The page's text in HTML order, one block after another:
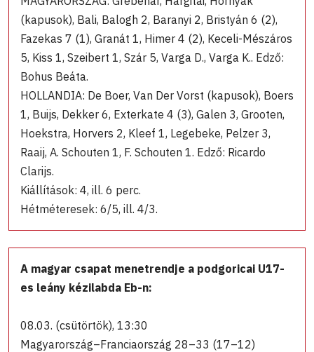
(kapusok), Bali, Balogh 2, Baranyi 2, Bristyán 6 (2),
Fazekas 7 (1), Granát 1, Himer 4 (2), Keceli-Mészáros
5, Kiss 1, Szeibert 1, Szár 5, Varga D., Varga K.. Edző:
Bohus Beáta.
HOLLANDIA: De Boer, Van Der Vorst (kapusok), Boers
1, Buijs, Dekker 6, Exterkate 4 (3), Galen 3, Grooten,
Hoekstra, Horvers 2, Kleef 1, Legebeke, Pelzer 3,
Raaij, A. Schouten 1, F. Schouten 1. Edző: Ricardo
Clarijs.
Kiállítások: 4, ill. 6 perc.
Hétméteresek: 6/5, ill. 4/3.
A magyar csapat menetrendje a podgoricai U17-
es leány kézilabda Eb-n:
08.03. (csütörtök), 13:30
Magyarország–Franciaország 28–33 (17–12)